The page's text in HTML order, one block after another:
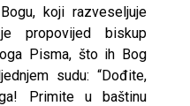
koji razveseljuje
propovijed biskup
Pisma, što ih Bog
sudu: “Dođite,
Primite u baštinu